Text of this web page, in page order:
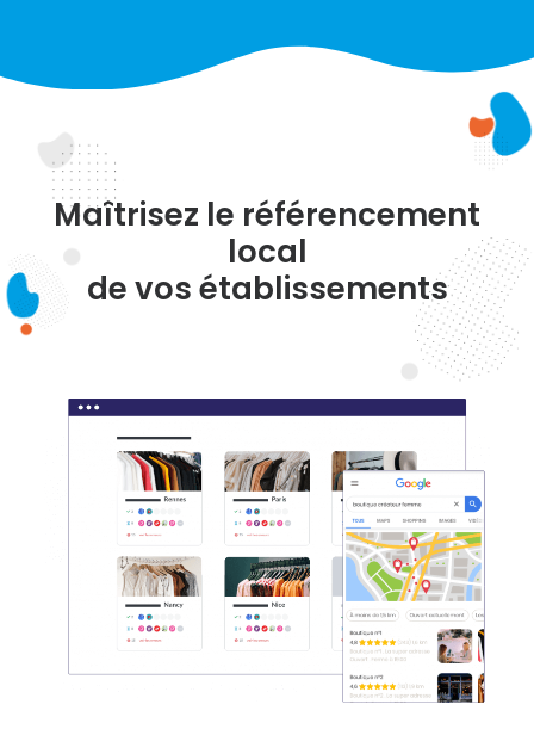
Maîtrisez le référencement
local
de vos établissements